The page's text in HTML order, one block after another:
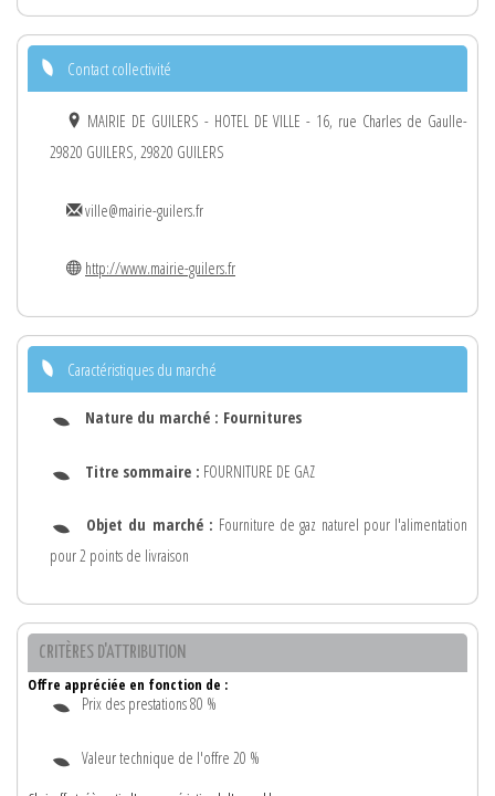
Contact collectivité
MAIRIE DE GUILERS - HOTEL DE VILLE - 16, rue Charles de Gaulle-
29820 GUILERS, 29820 GUILERS
ville@mairie-guilers.fr
http://www.mairie-guilers.fr
Caractéristiques du marché
Nature du marché : Fournitures
Titre sommaire : FOURNITURE DE GAZ
Objet du marché : Fourniture de gaz naturel pour l'alimentation
pour 2 points de livraison
CRITÈRES D'ATTRIBUTION
Offre appréciée en fonction de :
Prix des prestations 80 %
Valeur technique de l'offre 20 %